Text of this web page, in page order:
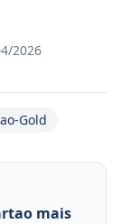
2026
Gold
mais